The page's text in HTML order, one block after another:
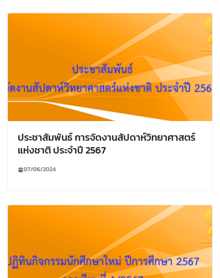
ประชาสัมพันธ์ การจัดงานสัปดาห์วิทยาศาสตร์
แห่งชาติ ประจำปี 2567
07/06/2024